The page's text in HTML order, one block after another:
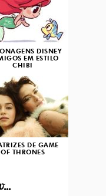
DISNEY
EM ESTILO
CHIBI
DE GAME
OF THRONES